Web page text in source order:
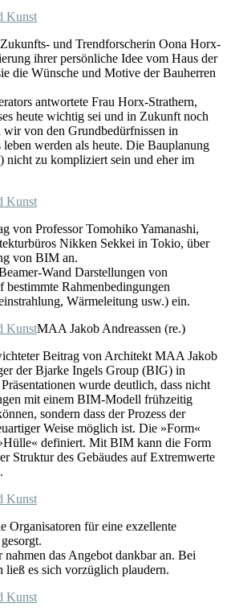
und Trendforscherin Oona Horx-
ihrer persönliche Idee vom Haus der
die Wünsche und Motive der Bauherren
antwortete Frau Horx-Strathern,
heute wichtig sei und in Zukunft noch
von den Grundbedürfnissen in
werden als heute. Die Bauplanung
nicht zu kompliziert sein und eher im
von Professor Tomohiko Yamanashi,
Nikken Sekkei in Tokio, über
von BIM an.
Wand Darstellungen von
Rahmenbedingungen
Wärmeleitung usw.) ein.
MAA Jakob Andreassen (re.)
Beitrag von Architekt MAA Jakob
der Bjarke Ingels Group (BIG) in
wurde deutlich, dass nicht
mit einem BIM-Modell frühzeitig
sondern dass der Prozess der
Weise möglich ist. Die »Form«
definiert. Mit BIM kann die Form
Struktur des Gebäudes auf Extremwerte
Organisatoren für eine exzellente
das Angebot dankbar an. Bei
ließ es sich vorzüglich plaudern.